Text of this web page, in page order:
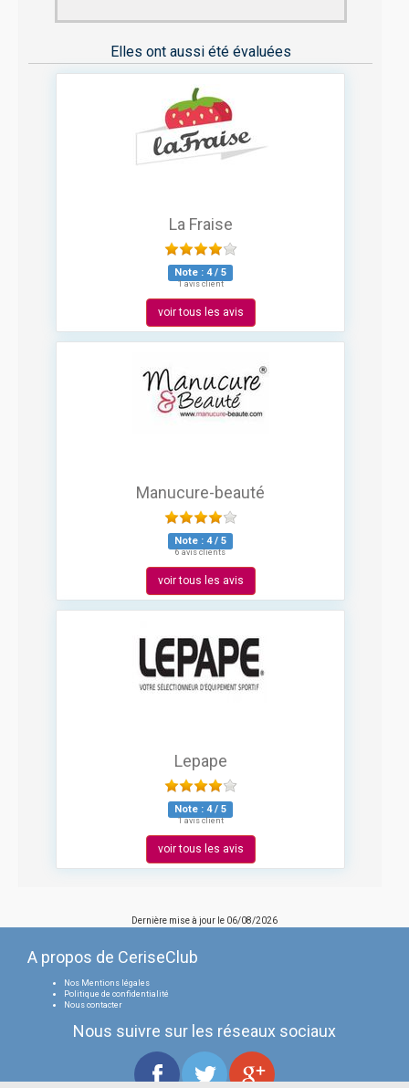
Elles ont aussi été évaluées
La Fraise
Note : 4/ 5
1 avis client
voir tous les avis
Manucure-beauté
Note : 4/ 5
6 avis clients
voir tous les avis
Lepape
Note : 4/ 5
1 avis client
voir tous les avis
Dernière mise à jour le 06/08/2026
A propos de CeriseClub
Nos Mentions légales
Politique de confidentialité
Nous contacter
Nous suivre sur les réseaux sociaux